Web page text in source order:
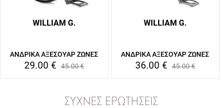
WILLIAM G.
ΑΝΔΡΙΚΑ ΑΞΕΣΟΥΑΡ ΖΩΝΕΣ
29.00 € 45.00€
WILLIAM G.
ΑΝΔΡΙΚΑ ΑΞΕΣΟΥΑΡ ΖΩΝΕΣ
36.00 € 45.00€
ΣΥΧΝΈΣ ΕΡΩΤΉΣΕΙΣ